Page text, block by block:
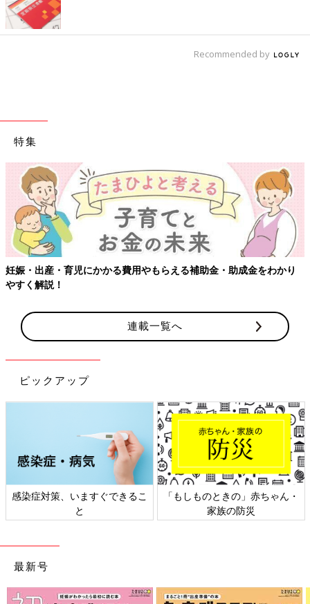
Recommended by
特集
【ワクチン接種できるものも】妊婦の感染症対策、知っておいて！
連載一覧へ
ピックアップ
日本外来小児科学会リーフレッ
ト検討会
六星占術 細木かおりさんの人
相談
最新号